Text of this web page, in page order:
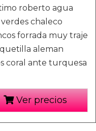
roberto agua
chaleco
forrada muy traje
aleman
coral ante turquesa
Ver precios